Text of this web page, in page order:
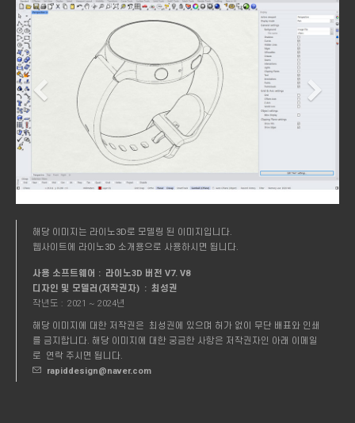
Previous
해당 이미지는 라이노3D로 모델링 된 이미지입니다.
웹사이트에 라이노3D 소개용으로 사용하시면 됩니다.
사용 소프트웨어 : 라이노3D 버전 V7. V8
디자인 및 모델러(저작권자) : 최성권
작년도 : 2021 ~ 2024년
해당 이미지에 대한 저작권은 최성권에 있으며 허가 없이 무단 배표와 인쇄
를 금지합니다. 해당 이미지에 대한 궁금한 사항은 저작권자인 아래 이메일
로 연락 주시면 됩니다.
rapiddesign@naver.com